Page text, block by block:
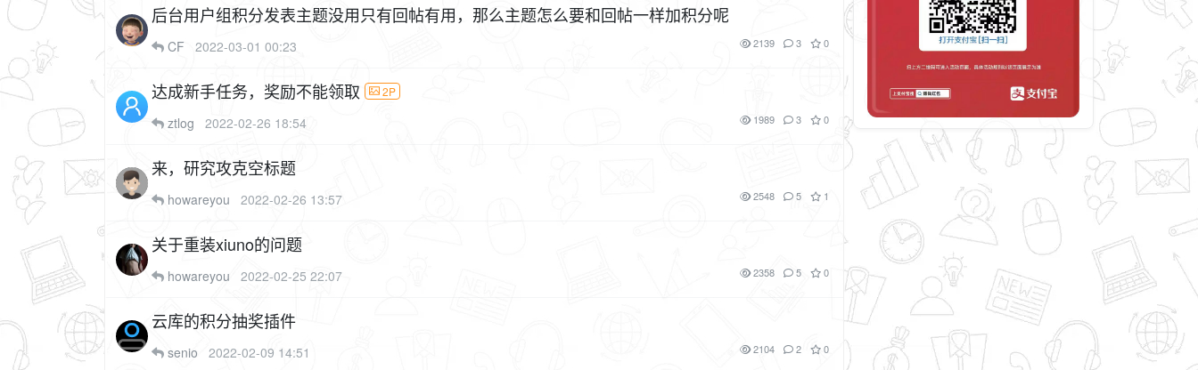
后台用户组积分发表主题没用只有回帖有用，那么主题怎么要和回帖一样加积分呢
CF 2022-03-01 00:23 2139 3 0
达成新手任务，奖励不能领取 2P
ztlog 2022-02-26 18:54 1989 3 0
来，研究攻克空标题
howareyou 2022-02-26 13:57 2548 5 1
关于重装xiuno的问题
howareyou 2022-02-25 22:07 2358 5 0
云库的积分抽奖插件
senio 2022-02-09 14:51 2104 2 0